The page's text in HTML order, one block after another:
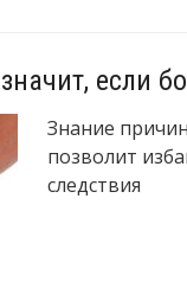
если
Знание
позволит
следствия